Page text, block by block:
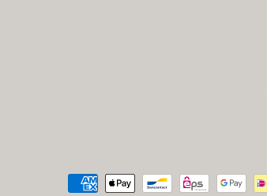
Geaccepteerde betaalmethoden